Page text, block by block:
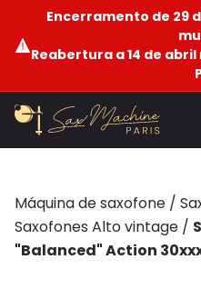
Encerramento de 29
Reabertura a 14 de abril
Máquina de saxofone /
Saxofones Alto vintage /
"Balanced" Action